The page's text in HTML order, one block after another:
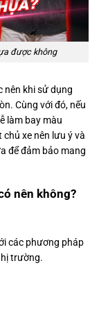
được không
nên khi sử dụng
Cùng với đó, nếu
làm bay màu
xe nên lưu ý và
để đảm bảo mang
nên không?
các phương pháp
trường.